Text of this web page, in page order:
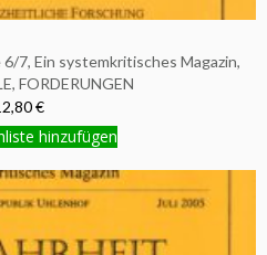
6/7, Ein systemkritisches Magazin,
FORDERUNGEN
€
hinzufügen